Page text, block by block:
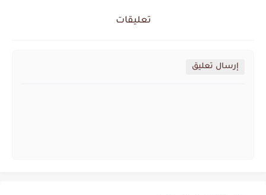
تعليقات
إرسال تعليق